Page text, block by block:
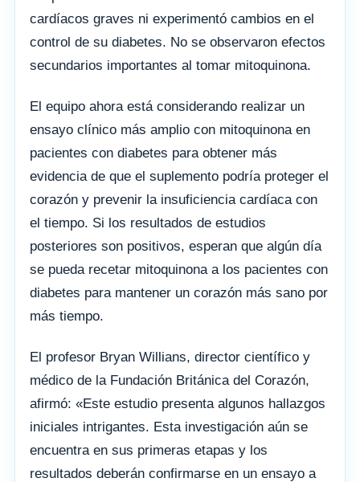
cardíacos graves ni experimentó cambios en el
control de su diabetes. No se observaron efectos
secundarios importantes al tomar mitoquinona.
El equipo ahora está considerando realizar un
ensayo clínico más amplio con mitoquinona en
pacientes con diabetes para obtener más
evidencia de que el suplemento podría proteger el
corazón y prevenir la insuficiencia cardíaca con
el tiempo. Si los resultados de estudios
posteriores son positivos, esperan que algún día
se pueda recetar mitoquinona a los pacientes con
diabetes para mantener un corazón más sano por
más tiempo.
El profesor Bryan Willians, director científico y
médico de la Fundación Británica del Corazón,
afirmó: «Este estudio presenta algunos hallazgos
iniciales intrigantes. Esta investigación aún se
encuentra en sus primeras etapas y los
resultados deberán confirmarse en un ensayo a